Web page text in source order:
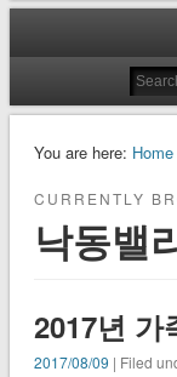
You are here: Home
CURRENTLY
낙동밸
2017년 가
2017/08/09 | Filed